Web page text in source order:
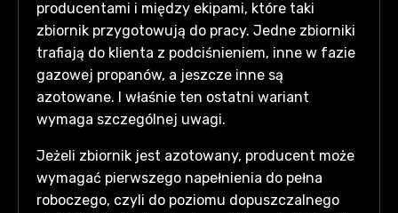
producentami i między ekipami, które taki
zbiornik przygotowują do pracy. Jedne zbiorniki
trafiają do klienta z podciśnieniem, inne w fazie
gazowej propanów, a jeszcze inne są
azotowane. I właśnie ten ostatni wariant
wymaga szczególnej uwagi.
Jeżeli zbiornik jest azotowany, producent może
wymagać pierwszego napełnienia do pełna
roboczego, czyli do poziomu dopuszczalnego